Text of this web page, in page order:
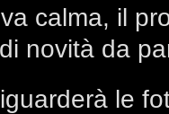
calma, il
novità da
le